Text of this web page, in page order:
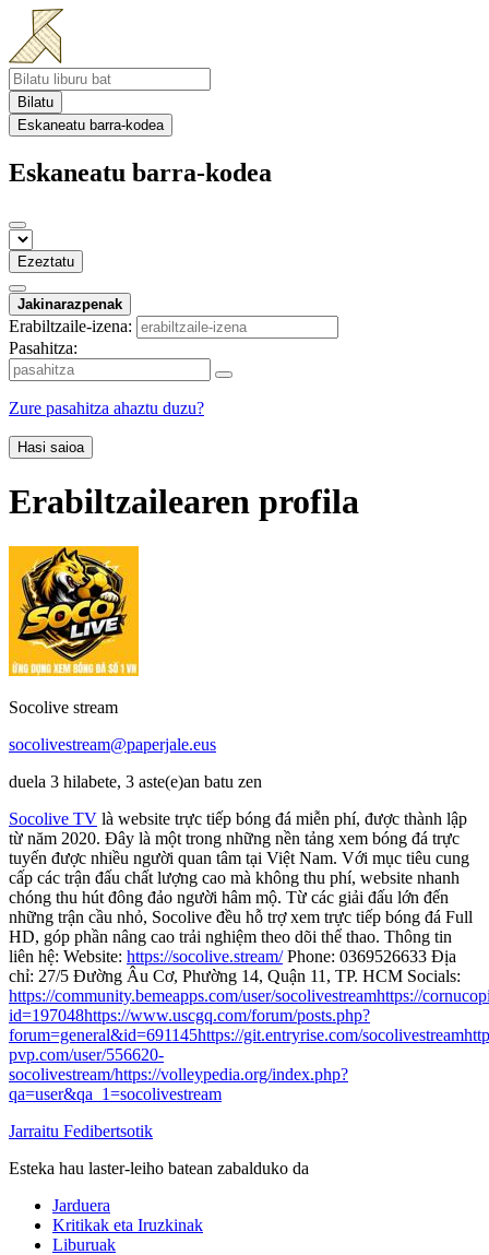
Bilatu
Eskaneatu barra-kodea
Eskaneatu barra-kodea
Ezeztatu
Jakinarazpenak
Erabiltzaile-izena:
Pasahitza:
Zure pasahitza ahaztu duzu?
Hasi saioa
Erabiltzailearen profila
Socolive stream
socolivestream@paperjale.eus
duela 3 hilabete, 3 aste(e)an batu zen
Socolive TV là website trực tiếp bóng đá miễn phí, được thành lập
từ năm 2020. Đây là một trong những nền tảng xem bóng đá trực
tuyến được nhiều người quan tâm tại Việt Nam. Với mục tiêu cung
cấp các trận đấu chất lượng cao mà không thu phí, website nhanh
chóng thu hút đông đảo người hâm mộ. Từ các giải đấu lớn đến
những trận cầu nhỏ, Socolive đều hỗ trợ xem trực tiếp bóng đá Full
HD, góp phần nâng cao trải nghiệm theo dõi thể thao. Thông tin
liên hệ: Website: https://socolive.stream/Phone: 0369526633 Địa
chỉ: 27/5 Đường Âu Cơ, Phường 14, Quận 11, TP. HCM Socials:
https://community.bemeapps.com/user/socolivestreamhttps://
id=197048https://www.uscgq.com/forum/posts.php?
forum=general&id=691145https://git.entryrise.com/socolivestream
pvp.com/user/556620-
socolivestream/https://volleypedia.org/index.php?
qa=user&qa_1=socolivestream
Jarraitu Fedibertsotik
Esteka hau laster-leiho batean zabalduko da
Jarduera
Kritikak eta Iruzkinak
Liburuak